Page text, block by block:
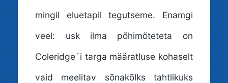
mingil eluetapil tegutseme. Enamgi
veel: usk ilma põhimõteteta on
Coleridge´i targa määratluse kohaselt
vaid meelitav sõnakõlks tahtlikuks